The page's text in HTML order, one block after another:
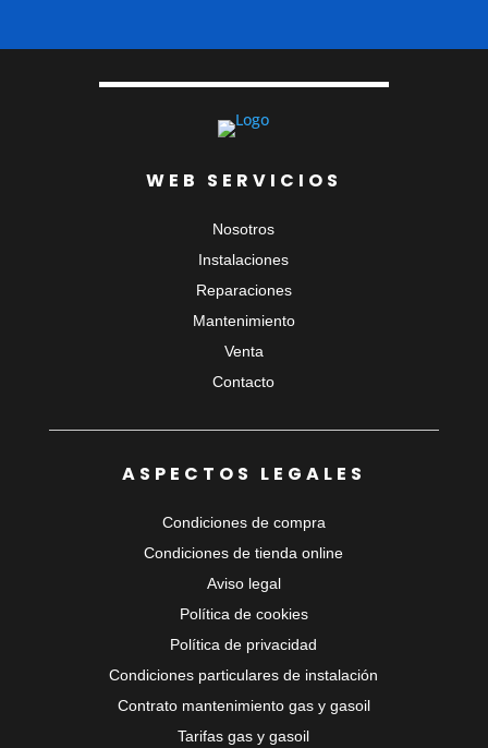
WEB SERVICIOS
Nosotros
Instalaciones
Reparaciones
Mantenimiento
Venta
Contacto
ASPECTOS LEGALES
Condiciones de compra
Condiciones de tienda online
Aviso legal
Política de cookies
Política de privacidad
Condiciones particulares de instalación
Contrato mantenimiento gas y gasoil
Tarifas gas y gasoil